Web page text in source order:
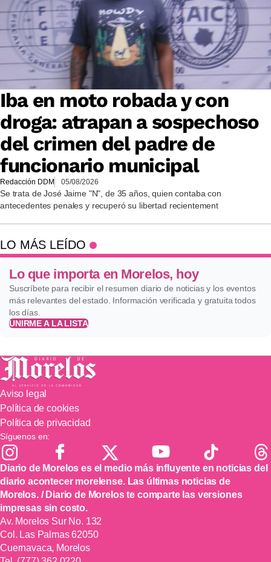
Iba en moto robada y con
droga: atrapan a sospechoso
del crimen del padre de
funcionario municipal
Redacción DDM 05/08/2026
Se trata de José Jaime "N", de 35 años, quien contaba con
antecedentes penales y recuperó su libertad recientement
LO MÁS LEÍDO
Lo que importa en Morelos, hoy
Suscríbete para recibir el resumen diario de noticias y los eventos
más relevantes del estado. Información verificada y gratuita todos
los días.
UNIRME A LA LISTA
Aviso legal
Política de cookies
Política de privacidad
Síguenos en:
Diario de Morelos es el medio más influyente en noticias del
diario acontecer morelense. Las últimas noticias de
Morelos. / Diario de Morelos te comparte las versiones
impresas sin costo.
Av. Morelos Sur No. 132
Col. Las Palmas 62050
Cuernavaca, Morelos